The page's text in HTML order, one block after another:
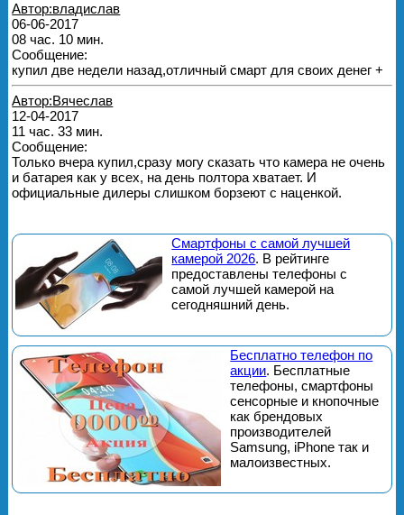
Автор:владислав
06-06-2017
08 час. 10 мин.
Сообщение:
купил две недели назад,отличный смарт для своих денег +
Автор:Вячеслав
12-04-2017
11 час. 33 мин.
Сообщение:
Только вчера купил,сразу могу сказать что камера не очень
и батарея как у всех, на день полтора хватает. И
официальные дилеры слишком борзеют с наценкой.
Смартфоны с самой лучшей
камерой 2026. В рейтинге
предоставлены телефоны с
самой лучшей камерой на
сегодняшний день.
Бесплатно телефон по
акции. Бесплатные
телефоны, смартфоны
сенсорные и кнопочные
как брендовых
производителей
Samsung, iPhone так и
малоизвестных.